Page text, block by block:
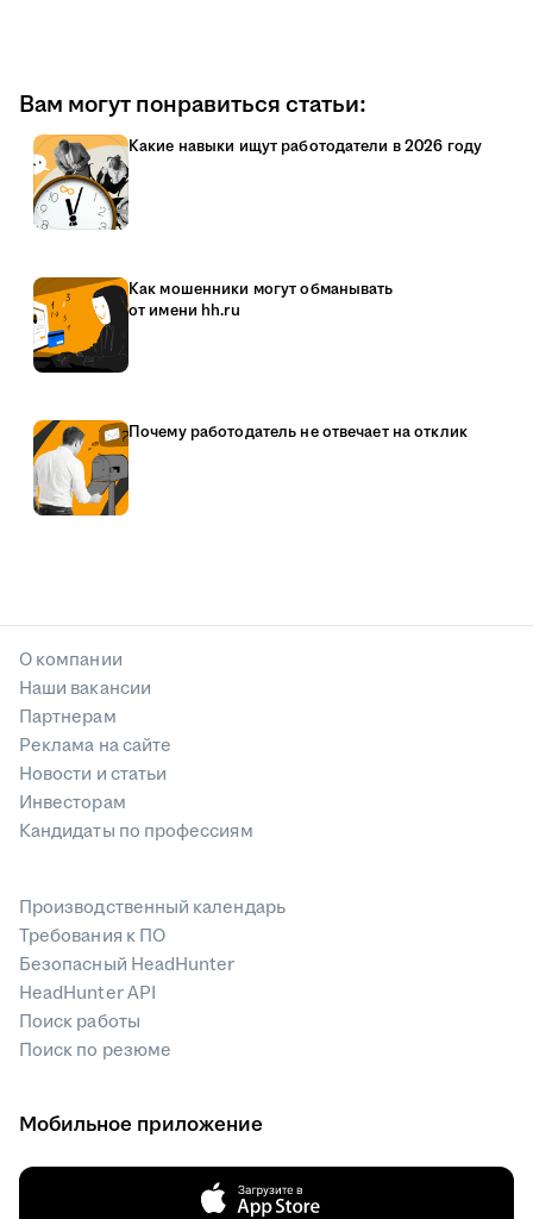
Вам могут понравиться статьи:
Какие навыки ищут работодатели в 2026 году
Как мошенники могут обманывать
от имени hh.ru
Почему работодатель не отвечает на отклик
О компании
Наши вакансии
Партнерам
Реклама на сайте
Новости и статьи
Инвесторам
Кандидаты по профессиям
Производственный календарь
Требования к ПО
Безопасный HeadHunter
HeadHunter API
Поиск работы
Поиск по резюме
Мобильное приложение